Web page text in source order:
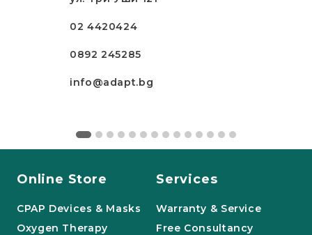
02 4420424
0892 245285
info@adapt.bg
Online Store
CPAP Devices & Masks
Oxygen Therapy
Services
Warranty & Service
Free Consultancy